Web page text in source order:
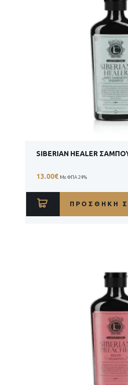
SIBERIAN HEALER
13.00€ Με ΦΠΑ 24%
ΠΡΟΣΘΉΚΗ